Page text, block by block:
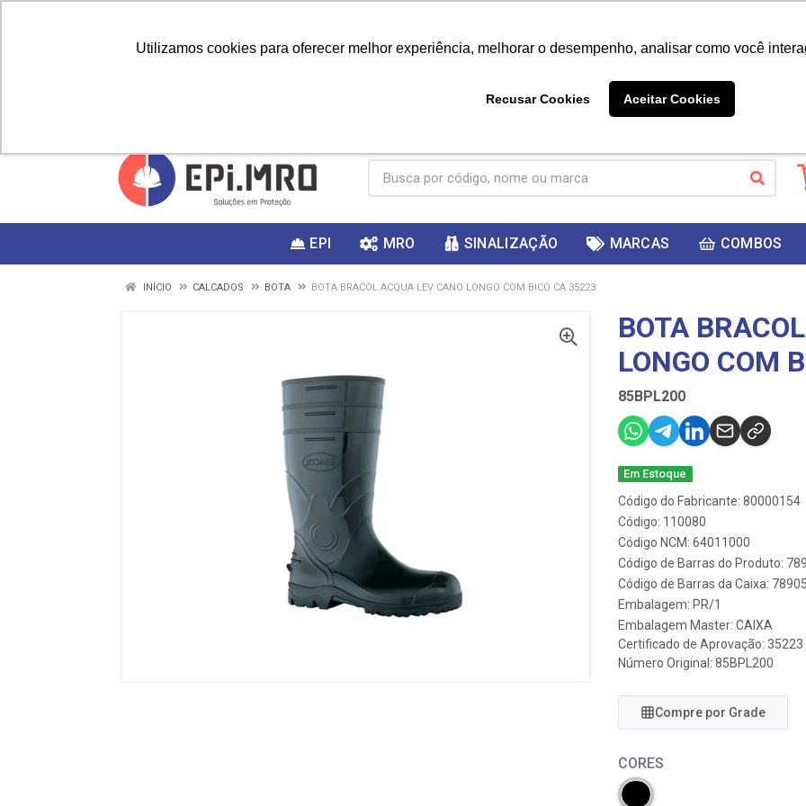
Utilizamos cookies para oferecer melhor experiência, melhorar o desempenho, analisar como você
Recusar Cookies Aceitar Cookies
ganhar
EPI MRO SINALIZAÇÃO MARCAS COMBOS
INÍCIO CALCADOS BOTA BOTA BRACOL ACQUA LEV CANO LONGO COM BICO CA 35223
BOTA
LONGO COM
85BPL200
Em Estoque
Código do Fabricante: 80000154
Código: 110080
Código NCM: 64011000
Código de Barras do Produto:
Código de Barras da Caixa:
Embalagem: PR/1
Embalagem Master: CAIXA
Certificado de Aprovação: 35223
Número Original: 85BPL200
Compre por Grade
CORES